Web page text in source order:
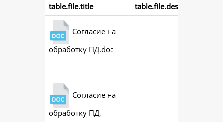
table.file.title table.file.description
Согласие на
обработку ПД.doc
Согласие на
обработку ПД,